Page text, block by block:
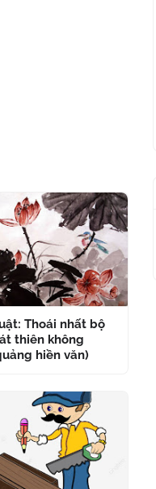
Thoái nhất bộ
thiên không
hiền văn)